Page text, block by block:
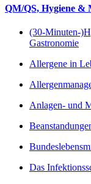
QM/QS, Hygiene &
(30-Minuten-
Gastronomie
Allergene in
Anlagen- und
Das